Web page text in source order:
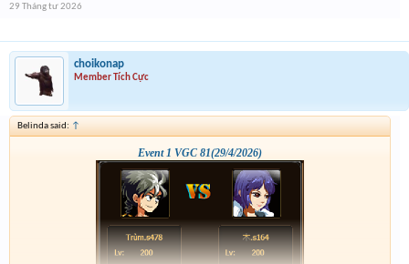
29 Tháng tư 2026
choikonap
Member Tích Cực
Belinda said: ↑
Event 1 VGC 81(29/4/2026)